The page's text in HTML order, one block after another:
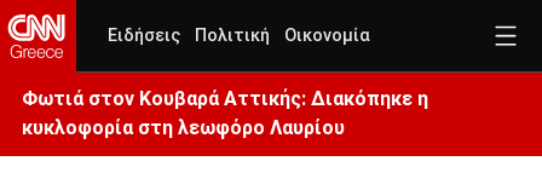
Ειδήσεις Πολιτική Οικονομία
Φωτιά στον Κουβαρά Αττικής: Διακόπηκε η
κυκλοφορία στη λεωφόρο Λαυρίου